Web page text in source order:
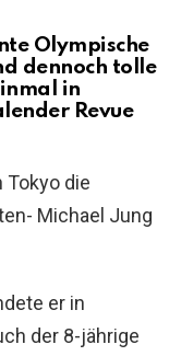
Olympische
dennoch tolle
in
Revue
die
Michael Jung
er in
der 8-jährige